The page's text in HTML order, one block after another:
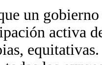
un
activa